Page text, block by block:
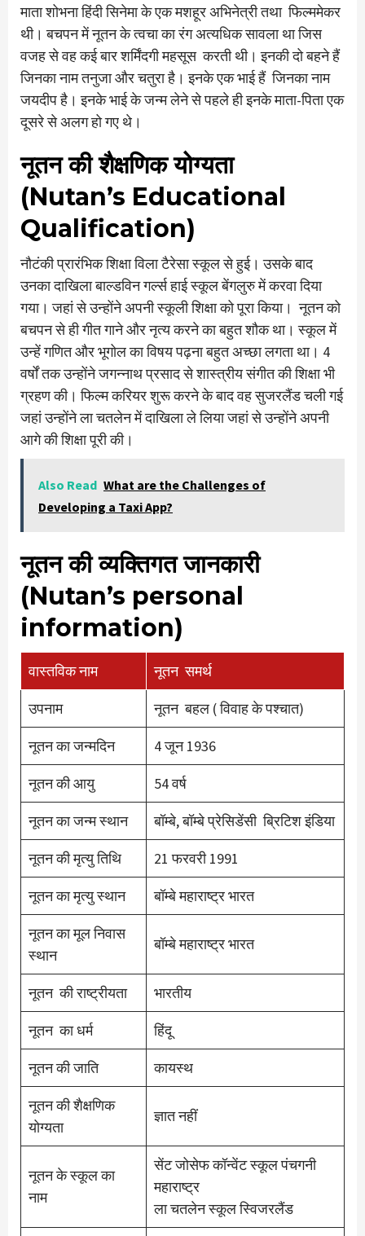
माता शोभना हिंदी सिनेमा के एक मशहूर अभिनेत्री तथा फिल्ममेकर
थी। बचपन में नूतन के त्वचा का रंग अत्यधिक सावला था जिस
वजह से वह कई बार शर्मिंदगी महसूस करती थी। इनकी दो बहने हैं
जिनका नाम तनुजा और चतुरा है। इनके एक भाई हैं जिनका नाम
जयदीप है। इनके भाई के जन्म लेने से पहले ही इनके माता-पिता एक
दूसरे से अलग हो गए थे।
नूतन की शैक्षणिक योग्यता
(Nutan’s Educational
Qualification)
नौटंकी प्रारंभिक शिक्षा विला टैरेसा स्कूल से हुई। उसके बाद
उनका दाखिला बाल्डविन गर्ल्स हाई स्कूल बेंगलुरु में करवा दिया
गया। जहां से उन्होंने अपनी स्कूली शिक्षा को पूरा किया। नूतन को
बचपन से ही गीत गाने और नृत्य करने का बहुत शौक था। स्कूल में
उन्हें गणित और भूगोल का विषय पढ़ना बहुत अच्छा लगता था। 4
वर्षों तक उन्होंने जगन्नाथ प्रसाद से शास्त्रीय संगीत की शिक्षा भी
ग्रहण की। फिल्म करियर शुरू करने के बाद वह सुजरलैंड चली गई
जहां उन्होंने ला चतलेन में दाखिला ले लिया जहां से उन्होंने अपनी
आगे की शिक्षा पूरी की।
Also Read What are the Challenges of
Developing a Taxi App?
नूतन की व्यक्तिगत जानकारी
(Nutan’s personal
information)
वास्तविक नाम
नूतन समर्थ
उपनाम
नूतन बहल ( विवाह के पश्चात)
नूतन का जन्मदिन
4 जून 1936
नूतन की आयु
54 वर्ष
नूतन का जन्म स्थान
बॉम्बे, बॉम्बे प्रेसिडेंसी ब्रिटिश इंडिया
नूतन की मृत्यु तिथि
21 फरवरी 1991
नूतन का मृत्यु स्थान
बॉम्बे महाराष्ट्र भारत
नूतन का मूल निवास
स्थान
बॉम्बे महाराष्ट्र भारत
नूतन की राष्ट्रीयता
भारतीय
नूतन का धर्म
हिंदू
नूतन की जाति
कायस्थ
नूतन की शैक्षणिक
योग्यता
ज्ञात नहीं
नूतन के स्कूल का
नाम
सेंट जोसेफ कॉन्वेंट स्कूल पंचगनी
महाराष्ट्र
ला चतलेन स्कूल स्विजरलैंड